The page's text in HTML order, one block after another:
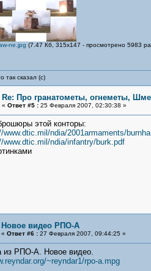
ne.jpg (7.47 Кб, 315x147 - просмотрено 5983
так сказал (с)
Re: Про гранатометы, огнеметы,
« Ответ #5 : 25 Февраля 2007, 02:30:38 »
этой конторы:
www.dtic.mil/ndia/2001armaments/
www.dtic.mil/ndia/infantry/burk.pdf
Новое видео РПО-А
« Ответ #6 : 27 Февраля 2007, 09:44:25 »
из РПО-А. Новое видео.
~reyndar1/rpo-a.mpg